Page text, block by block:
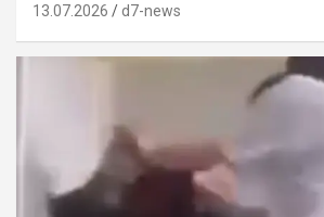
13.07.2026 d7-news